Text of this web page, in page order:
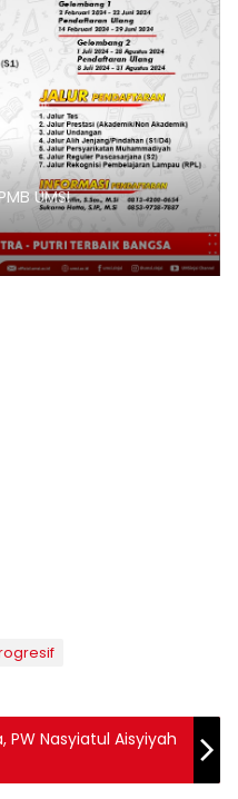
UMSI
PW Nasyiatul Aisyiyah